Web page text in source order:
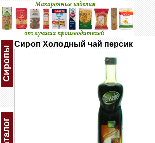
Сиропы
Каталог
Сироп Холодный чай персик